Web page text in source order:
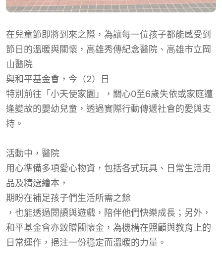
在兒童節即將到來之際，為讓每一位孩子都能感受到
節日的溫暖與關懷，高雄秀傳紀念醫院、高雄市立岡
山醫院
與和平基金會， 今（2）日
特別前往「小天使家園」，關心0至6歲失依或家庭遭
逢變故的嬰幼兒童，透過實際行動傳遞社會的愛與支
持。
活動中， 醫院
用心準備多項愛心物資，包括各式玩具、日常生活用
品及精選繪本，
期盼在補足孩子們生活所需之餘
，也能透過閱讀與遊戲，陪伴他們快樂成長 ；另外，
和平基金會亦致贈關懷金，為機構在照顧與教育上的
日常運作，挹注一份穩定而溫暖的力量。